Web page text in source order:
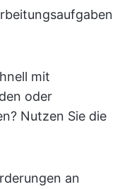
mit
oder
Nutzen Sie die
an